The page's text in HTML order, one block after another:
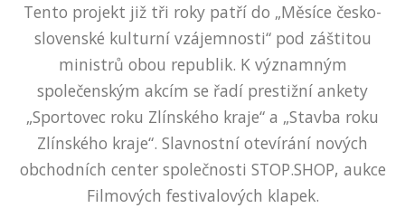
Tento projekt již tři roky patří do „Měsíce česko-
slovenské kulturní vzájemnosti“ pod záštitou
ministrů obou republik. K významným
společenským akcím se řadí prestižní ankety
„Sportovec roku Zlínského kraje“ a „Stavba roku
Zlínského kraje“. Slavnostní otevírání nových
obchodních center společnosti STOP.SHOP, aukce
Filmových festivalových klapek.